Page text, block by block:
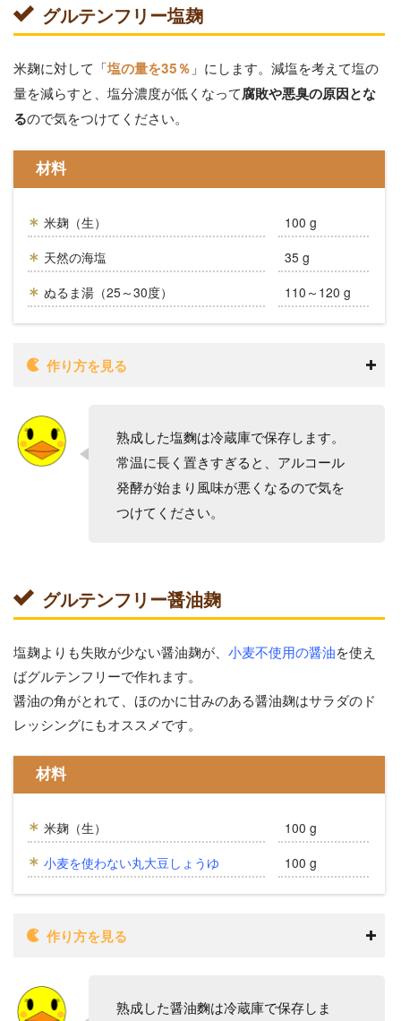
グルテンフリー塩麹
米麹に対して「塩の量を35％ 」にします。減塩を考えて塩の
量を減らすと、塩分濃度が低くなって腐敗や悪臭の原因とな
るので気をつけてください。
材料
米麹（生）
天然の海塩
ぬるま湯（25～30度）
100 g
35 g
110～120 g
作り方を見る
熟成した塩麴は冷蔵庫で保存します。
常温に長く置きすぎると、アルコール
発酵が始まり風味が悪くなるので気を
つけてください。
グルテンフリー醤油麹
塩麹よりも失敗が少ない醤油麹が、 小麦不使用の醤油を使え
ばグルテンフリーで作れます。
醤油の角がとれて、ほのかに甘みのある醤油麹はサラダのド
レッシングにもオススメです。
材料
米麹（生）
小麦を使わない丸大豆しょうゆ
100 g
100 g
作り方を見る
熟成した醤油麴は冷蔵庫で保存しま